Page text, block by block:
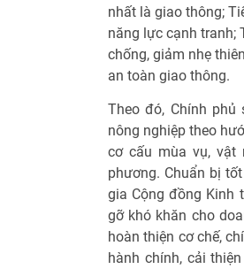
nhất là giao thông;
năng lực cạnh tranh;
chống, giảm nhẹ
an toàn giao thông.
Theo đó, Chính
nông nghiệp theo
cơ cấu mùa vụ, vật
phương. Chuẩn bị
gia Cộng đồng Kinh
gỡ khó khăn cho
hoàn thiện cơ chế,
hành chính, cải